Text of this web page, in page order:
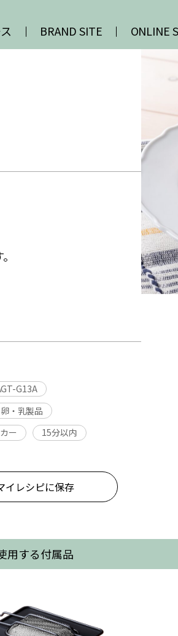
BRAND SITE ONLINE
G13A
卵・乳製品
ー 15分以内
イレシピに保存
用する付属品